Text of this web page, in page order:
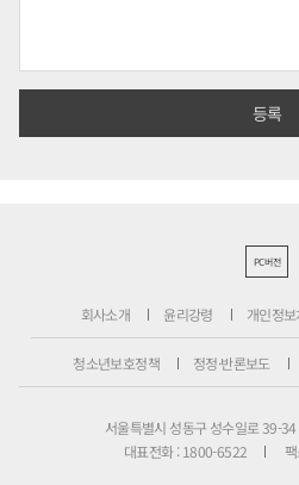
PC버전
회사소개 윤리강령 개인정
청소년보호정책 정정·반론보도
서울특별시 성동구 성수일로 39-
대표전화 : 1800-6522